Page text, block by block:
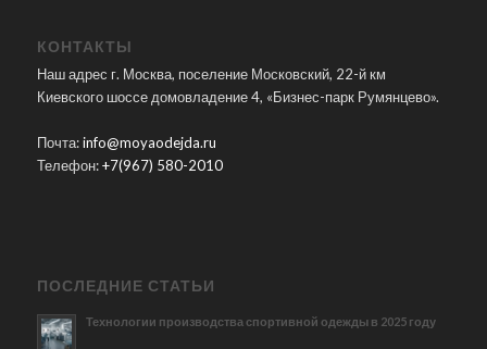
КОНТАКТЫ
Наш адрес г. Москва, поселение Московский, 22-й км
Киевского шоссе домовладение 4, «Бизнес-парк Румянцево».
Почта:info@moyaodejda.ru
Телефон:+7(967) 580-2010
ПОСЛЕДНИЕ СТАТЬИ
Технологии производства спортивной одежды в 2025 году